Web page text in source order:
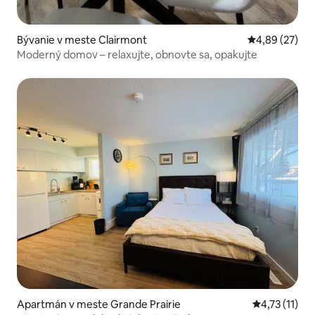
Bývanie v meste Clairmont Priemerné
4,89 (27)
Moderný domov – relaxujte, obnovte sa, opakujte
Apartmán v meste Grande Prairie Priemerné
4,73 (11)